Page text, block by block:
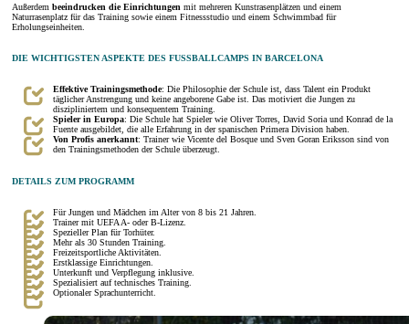
Außerdem beeindrucken die Einrichtungen mit mehreren Kunstrasenplätzen und einem
Naturrasenplatz für das Training sowie einem Fitnessstudio und einem Schwimmbad für
Erholungseinheiten.
DIE WICHTIGSTEN ASPEKTE DES FUSSBALLCAMPS IN BARCELONA
Effektive Trainingsmethode: Die Philosophie der Schule ist, dass Talent ein Produkt
täglicher Anstrengung und keine angeborene Gabe ist. Das motiviert die Jungen zu
diszipliniertem und konsequentem Training.
Spieler in Europa: Die Schule hat Spieler wie Oliver Torres, David Soria und Konrad de la
Fuente ausgebildet, die alle Erfahrung in der spanischen Primera Division haben.
Von Profis anerkannt: Trainer wie Vicente del Bosque und Sven Goran Eriksson sind von
den Trainingsmethoden der Schule überzeugt.
DETAILS ZUM PROGRAMM
Für Jungen und Mädchen im Alter von 8 bis 21 Jahren.
Trainer mit UEFA A- oder B-Lizenz.
Spezieller Plan für Torhüter.
Mehr als 30 Stunden Training.
Freizeitsportliche Aktivitäten.
Erstklassige Einrichtungen.
Unterkunft und Verpflegung inklusive.
Spezialisiert auf technisches Training.
Optionaler Sprachunterricht.